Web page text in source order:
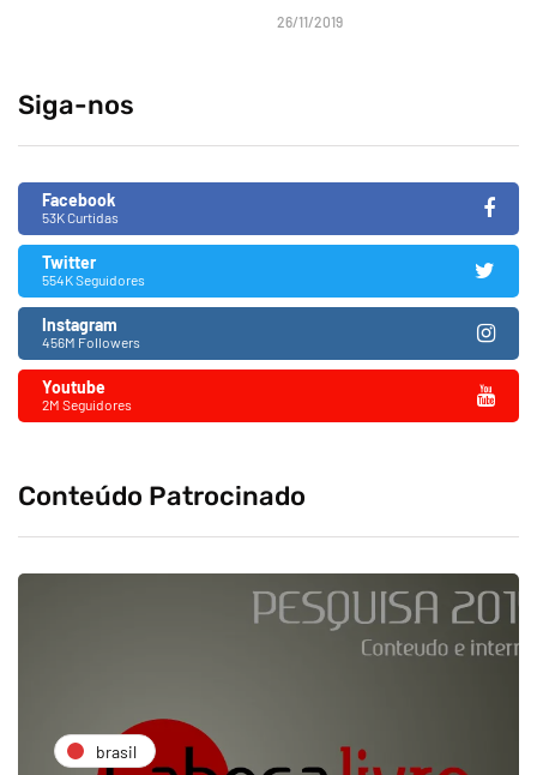
26/11/2019
Siga-nos
Facebook
53K Curtidas
Twitter
554K Seguidores
Instagram
456M Followers
Youtube
2M Seguidores
Conteúdo Patrocinado
brasil